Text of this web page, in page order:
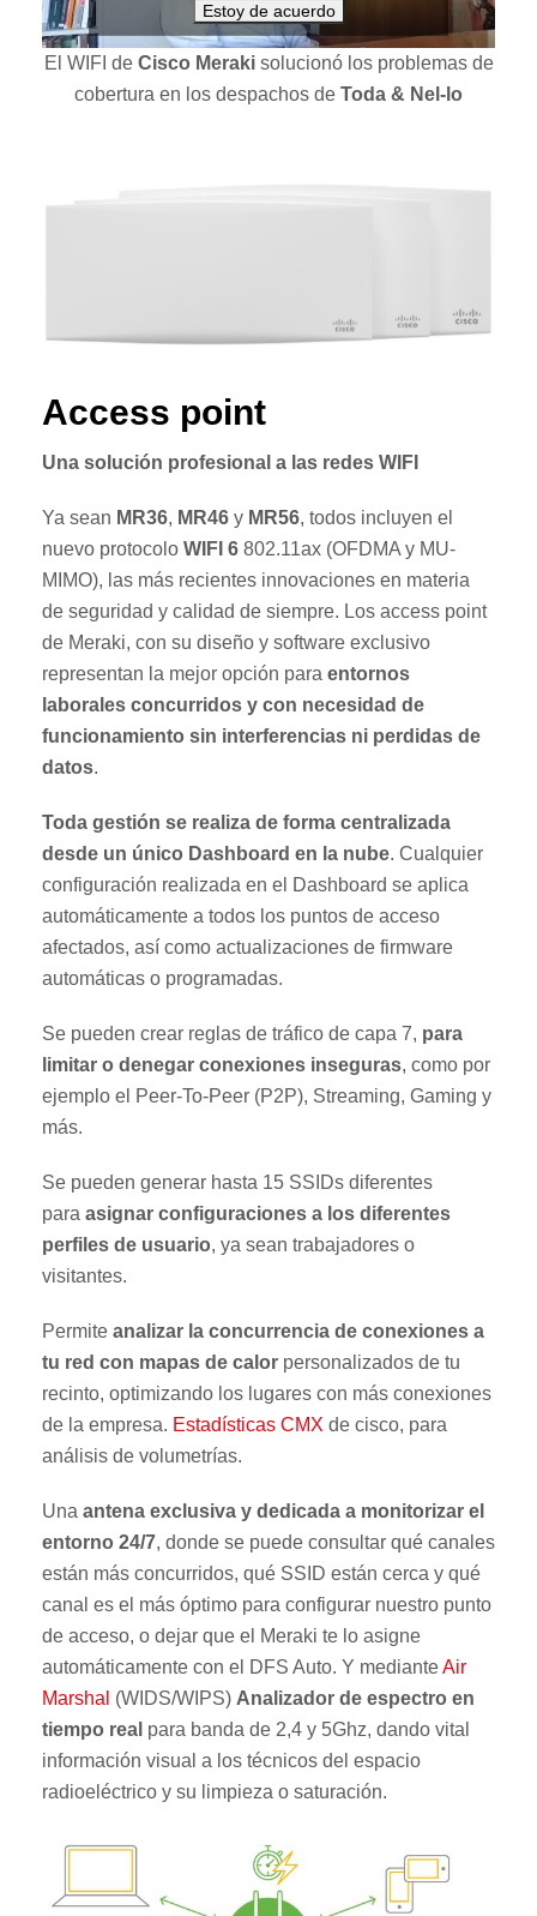
Estoy de acuerdo
El WIFI deCisco Merakisolucionó los problemas de
cobertura en los despachos de Toda & Nel-lo
Access point
Una solución profesional a las redes WIFI
Ya sean MR36, MR46 y MR56, todos incluyen el
nuevo protocolo WIFI 6 802.11ax (OFDMA y MU-
MIMO), las más recientes innovaciones en materia
de seguridad y calidad de siempre. Los access point
de Meraki, con su diseño y software exclusivo
representan la mejor opción para entornos
laborales concurridos y con necesidad de
funcionamiento sin interferencias ni perdidas de
datos.
Toda gestión se realiza de forma centralizada
desde un único Dashboard en la nube. Cualquier
configuración realizada en el Dashboard se aplica
automáticamente a todos los puntos de acceso
afectados, así como actualizaciones de firmware
automáticas o programadas.
Se pueden crear reglas de tráfico de capa 7, para
limitar o denegar conexiones inseguras, como por
ejemplo el Peer-To-Peer (P2P), Streaming, Gaming y
más.
Se pueden generar hasta 15 SSIDs diferentes
para asignar configuraciones a los diferentes
perfiles de usuario, ya sean trabajadores o
visitantes.
Permite analizar la concurrencia de conexiones a
tu red con mapas de calor personalizados de tu
recinto, optimizando los lugares con más conexiones
de la empresa. Estadísticas CMX de cisco, para
análisis de volumetrías.
Una antena exclusiva y dedicada a monitorizar el
entorno 24/7, donde se puede consultar qué canales
están más concurridos, qué SSID están cerca y qué
canal es el más óptimo para configurar nuestro punto
de acceso, o dejar que el Meraki te lo asigne
automáticamente con el DFS Auto. Y medianteAir
Marshal (WIDS/WIPS) Analizador de espectro en
tiempo real para banda de 2,4 y 5Ghz, dando vital
información visual a los técnicos del espacio
radioeléctrico y su limpieza o saturación.